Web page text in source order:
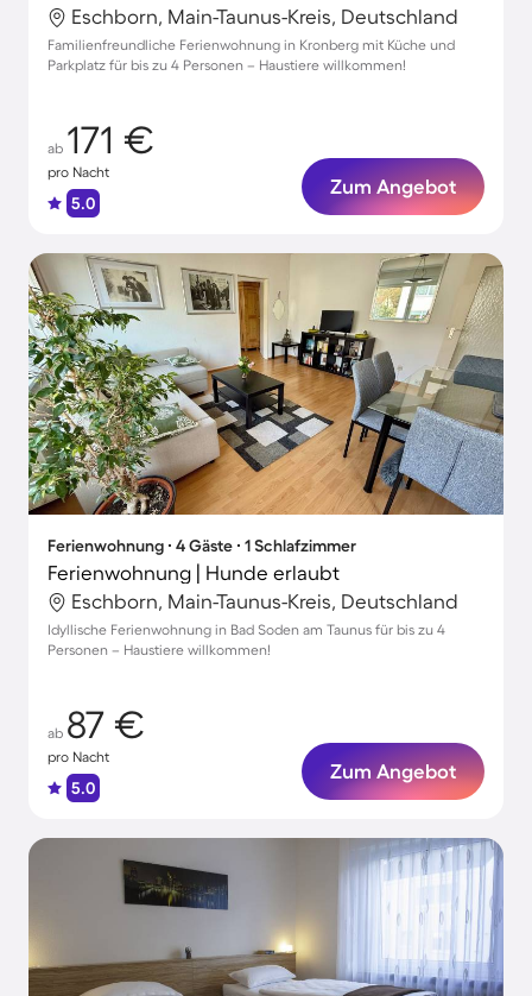
Eschborn, Main-Taunus-Kreis, Deutschland
Familienfreundliche Ferienwohnung in Kronberg mit Küche und
Parkplatz für bis zu 4 Personen – Haustiere willkommen!
ab 171 €
pro Nacht
5.0
Zum Angebot
Ferienwohnung ∙ 4 Gäste ∙ 1 Schlafzimmer
Ferienwohnung | Hunde erlaubt
Eschborn, Main-Taunus-Kreis, Deutschland
Idyllische Ferienwohnung in Bad Soden am Taunus für bis zu 4
Personen – Haustiere willkommen!
ab 87 €
pro Nacht
5.0
Zum Angebot